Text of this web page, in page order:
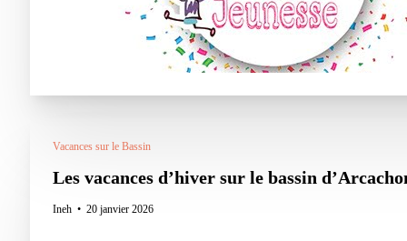
Vacances sur le Bassin
Les vacances d’hiver sur le bassin
Ineh 20 janvier 2026